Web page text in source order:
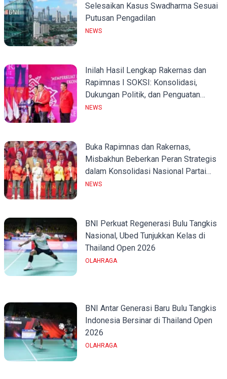
Selesaikan Kasus Swadharma Sesuai
Putusan Pengadilan
NEWS
Inilah Hasil Lengkap Rakernas dan
Rapimnas I SOKSI: Konsolidasi,
Dukungan Politik, dan Penguatan
Organisasi
NEWS
Buka Rapimnas dan Rakernas,
Misbakhun Beberkan Peran Strategis
dalam Konsolidasi Nasional Partai
Golkar
NEWS
BNI Perkuat Regenerasi Bulu Tangkis
Nasional, Ubed Tunjukkan Kelas di
Thailand Open 2026
OLAHRAGA
BNI Antar Generasi Baru Bulu Tangkis
Indonesia Bersinar di Thailand Open
2026
OLAHRAGA